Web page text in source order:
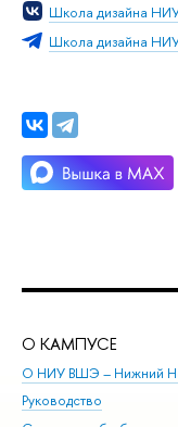
Школа дизайна
Школа дизайна
О КАМПУСЕ
О НИУ ВШЭ – Нижний
Руководство